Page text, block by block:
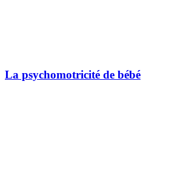
La psychomotricité de bébé